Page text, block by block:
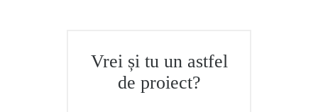
Vrei și tu un astfel
de proiect?